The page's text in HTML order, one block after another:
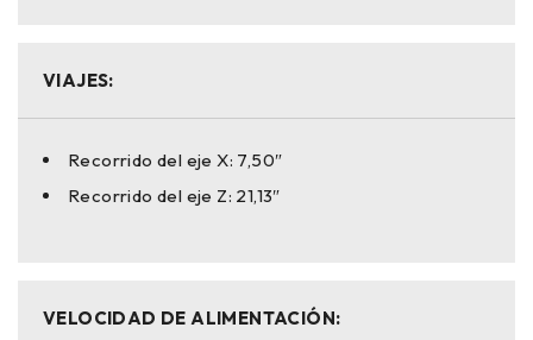
VIAJES:
Recorrido del eje X: 7,50″
Recorrido del eje Z: 21,13″
VELOCIDAD DE ALIMENTACIÓN: